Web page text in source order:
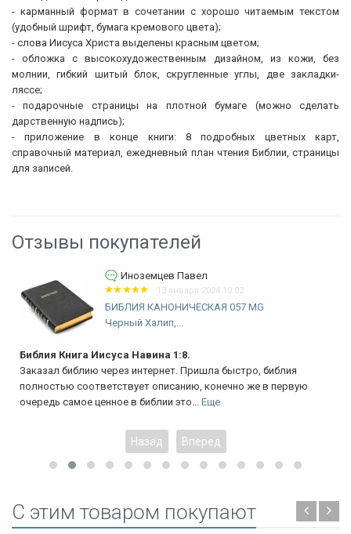
- карманный формат в сочетании с хорошо читаемым текстом
(удобный шрифт, бумага кремового цвета);
- слова Иисуса Христа выделены красным цветом;
- обложка с высокохудожественным дизайном, из кожи, без
молнии, гибкий шитый блок, скругленные углы, две закладки-
ляссе;
- подарочные страницы на плотной бумаге (можно сделать
дарственную надпись);
- приложение в конце книги: 8 подробных цветных карт,
справочный материал, ежедневный план чтения Библии, страницы
для записей.
Отзывы покупателей
Иноземцев Павел
13 января 2024 10:02
БИБЛИЯ КАНОНИЧЕСКАЯ 057 MG
Черный Халип,...
Библия Книга Иисуса Навина 1:8.
Заказал библию через интернет. Пришла быстро, библия
полностью соответствует описанию, конечно же в первую
очередь самое ценное в библии это...
Еще
Назад Вперед
C этим товаром покупают